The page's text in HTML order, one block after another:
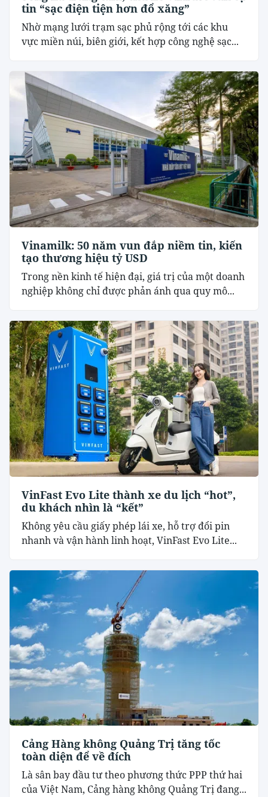
tin “sạc điện tiện hơn đổ xăng”
Nhờ mạng lưới trạm sạc phủ rộng tới các khu
vực miền núi, biên giới, kết hợp công nghệ sạc...
Vinamilk: 50 năm vun đắp niềm tin, kiến
tạo thương hiệu tỷ USD
Trong nền kinh tế hiện đại, giá trị của một doanh
nghiệp không chỉ được phản ánh qua quy mô...
VinFast Evo Lite thành xe du lịch “hot”,
du khách nhìn là “kết”
Không yêu cầu giấy phép lái xe, hỗ trợ đổi pin
nhanh và vận hành linh hoạt, VinFast Evo Lite...
Cảng Hàng không Quảng Trị tăng tốc
toàn diện để về đích
Là sân bay đầu tư theo phương thức PPP thứ hai
của Việt Nam, Cảng hàng không Quảng Trị đang...